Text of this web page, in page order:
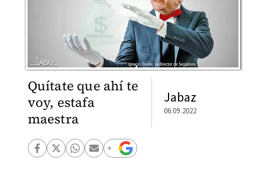
Quítate que ahí te
voy, estafa
maestra
Jabaz
06.09.2022